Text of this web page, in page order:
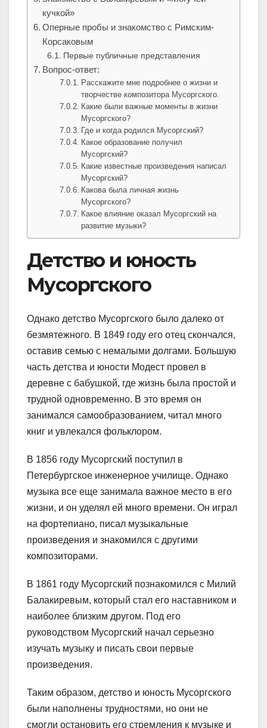
кучкой»
Оперные пробы и знакомство с Римским-
Корсаковым
Первые публичные представления
Вопрос-ответ:
Расскажите мне подробнее о жизни и
творчестве композитора Мусоргского.
Какие были важные моменты в жизни
Мусоргского?
Где и когда родился Мусоргский?
Какое образование получил
Мусоргский?
Какие известные произведения написал
Мусоргский?
Какова была личная жизнь
Мусоргского?
Какое влияние оказал Мусоргский на
развитие музыки?
Детство и юность
Мусоргского
Однако детство Мусоргского было далеко от
безмятежного. В 1849 году его отец скончался,
оставив семью с немалыми долгами. Большую
часть детства и юности Модест провел в
деревне с бабушкой, где жизнь была простой и
трудной одновременно. В это время он
занимался самообразованием, читал много
книг и увлекался фольклором.
В 1856 году Мусоргский поступил в
Петербургское инженерное училище. Однако
музыка все еще занимала важное место в его
жизни, и он уделял ей много времени. Он играл
на фортепиано, писал музыкальные
произведения и знакомился с другими
композиторами.
В 1861 году Мусоргский познакомился с Милий
Балакиревым, который стал его наставником и
наиболее близким другом. Под его
руководством Мусоргский начал серьезно
изучать музыку и писать свои первые
произведения.
Таким образом, детство и юность Мусоргского
были наполнены трудностями, но они не
смогли остановить его стремления к музыке и